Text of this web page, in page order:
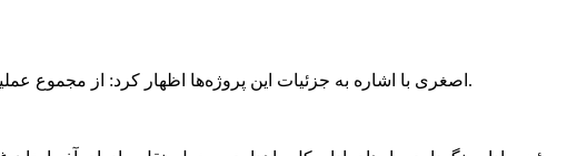
‍ اصغری با اشاره به جزئیات این پروژه‌ها اظهار کرد: از مجموع عملیات انجام‌شده، ۱۷۰ کیلومتر در راه‌های اصلی، ۱۶۵ کیلومتر در راه‌های فرعی و ۵۰ کیلومتر در راه‌های روستایی اجرا شده است.